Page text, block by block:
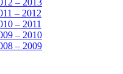
– 2013
– 2012
– 2011
– 2010
– 2009